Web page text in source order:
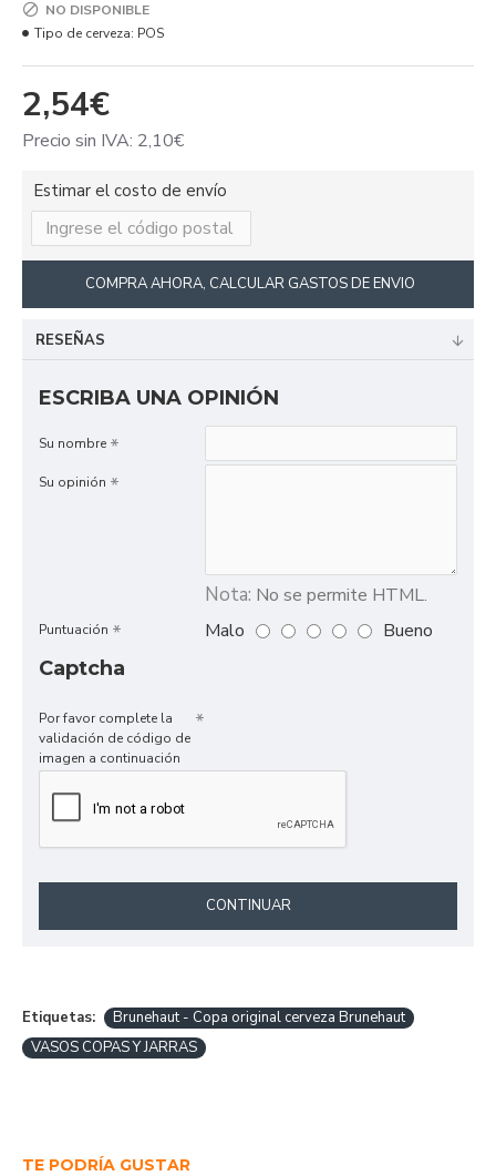
2,54€
Precio sin IVA: 2,10€
NO DISPONIBLE
Tipo de cerveza: POS
Estimar el costo de envío
COMPRA AHORA, CALCULAR GASTOS DE ENVIO
RESEÑAS
ESCRIBA UNA OPINIÓN
Su nombre
Su opinión
Nota: No se permite HTML.
Puntuación Malo
Bueno
Captcha
Por favor complete la
validación de código de
imagen a continuación
CONTINUAR
Etiquetas:
Brunehaut - Copa original cerveza Brunehaut
VASOS COPAS Y JARRAS
TE PODRÍA GUSTAR